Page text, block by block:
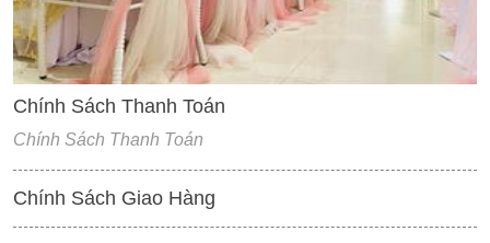
Chính Sách Thanh Toán
Chính Sách Thanh Toán
Chính Sách Giao Hàng